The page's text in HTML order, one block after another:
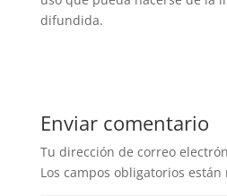
difundida.
Enviar comentario
Tu dirección de correo
Los campos obligatorios están